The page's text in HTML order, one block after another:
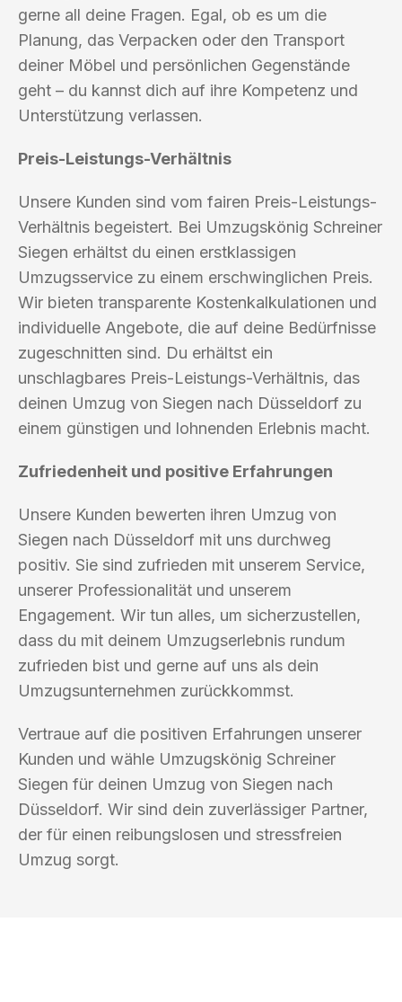
gerne all deine Fragen. Egal, ob es um die
Planung, das Verpacken oder den Transport
deiner Möbel und persönlichen Gegenstände
geht – du kannst dich auf ihre Kompetenz und
Unterstützung verlassen.
Preis-Leistungs-Verhältnis
Unsere Kunden sind vom fairen Preis-Leistungs-
Verhältnis begeistert. Bei Umzugskönig Schreiner
Siegen erhältst du einen erstklassigen
Umzugsservice zu einem erschwinglichen Preis.
Wir bieten transparente Kostenkalkulationen und
individuelle Angebote, die auf deine Bedürfnisse
zugeschnitten sind. Du erhältst ein
unschlagbares Preis-Leistungs-Verhältnis, das
deinen Umzug von Siegen nach Düsseldorf zu
einem günstigen und lohnenden Erlebnis macht.
Zufriedenheit und positive Erfahrungen
Unsere Kunden bewerten ihren Umzug von
Siegen nach Düsseldorf mit uns durchweg
positiv. Sie sind zufrieden mit unserem Service,
unserer Professionalität und unserem
Engagement. Wir tun alles, um sicherzustellen,
dass du mit deinem Umzugserlebnis rundum
zufrieden bist und gerne auf uns als dein
Umzugsunternehmen zurückkommst.
Vertraue auf die positiven Erfahrungen unserer
Kunden und wähle Umzugskönig Schreiner
Siegen für deinen Umzug von Siegen nach
Düsseldorf. Wir sind dein zuverlässiger Partner,
der für einen reibungslosen und stressfreien
Umzug sorgt.